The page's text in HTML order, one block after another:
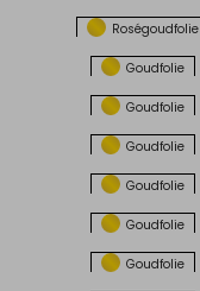
Roségoudfolie
Goudfolie
Goudfolie
Goudfolie
Goudfolie
Goudfolie
Goudfolie